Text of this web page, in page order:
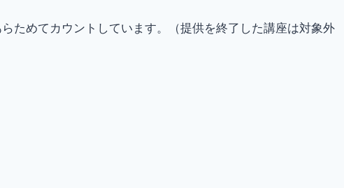
ためてカウントしています。（提供を終了した講座は対象外